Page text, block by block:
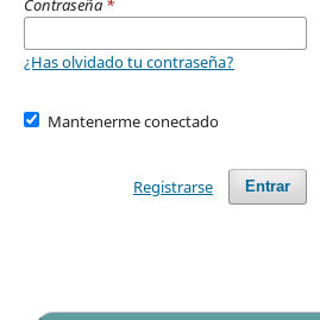
Contraseña *
¿Has olvidado tu contraseña?
Mantenerme conectado
Entrar
Registrarse